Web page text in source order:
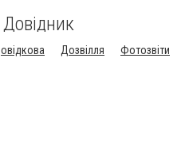
Довідник
Дозвілля Фотозвіти